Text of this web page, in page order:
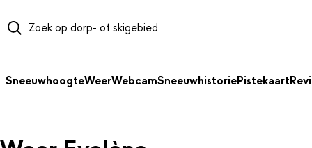
SneeuwhoogteWeerWebcamSneeuwhistoriePistekaart